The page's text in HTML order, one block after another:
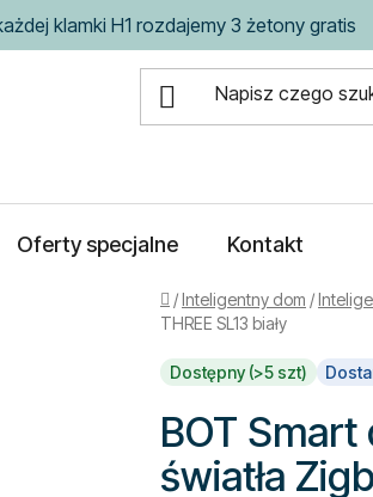
klamki H1 rozdajemy 3 żetony gratis
Oferty specjalne Kontakt
Home
/Inteligentny dom /
THREE SL13 biały
Dostępny (>5 szt)
BOT
światła